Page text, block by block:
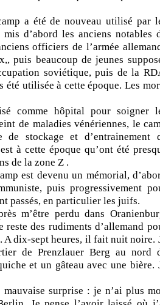
a été de nouveau utilisé par
d’abord les anciens notables
officiers de l’armée
puis beaucoup de jeunes
soviétique, puis de la
été utilisée à cette époque. Les
comme hôpital pour soigner
de maladies vénériennes, le
de stockage et d’entrainement
à cette époque qu’ont été
de la zone Z .
est devenu un mémorial,
puis progressivement
passés, en particulier les juifs.
m’être perdu dans
reste des rudiments d’allemand
A dix-sept heures, il fait nuit noire.
de Prenzlauer Berg au nord
et un gâteau avec une bière.
surprise : je n’ai plus